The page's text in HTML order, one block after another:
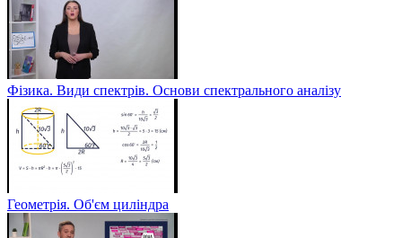
Фізика. Види спектрів. Основи спектрального аналізу
Геометрія. Об'єм циліндра